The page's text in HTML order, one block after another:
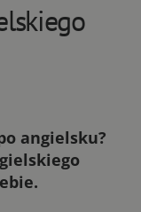
angielsku?